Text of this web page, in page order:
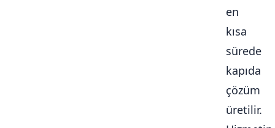
en
kısa
sürede
kapıda
çözüm
üretilir.